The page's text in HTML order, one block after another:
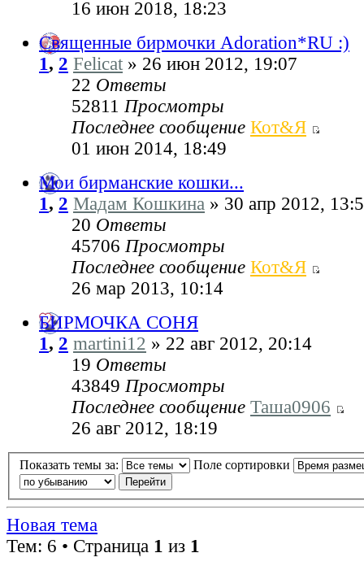
16 июн 2018, 18:23
Священные бирмочки Adoration*RU :)
1, 2 Felicat » 26 июн 2012, 19:07
22 Ответы
52811 Просмотры
Последнее сообщение Кот&Я
01 июн 2014, 18:49
Мои бирманские кошки...
1, 2 Мадам Кошкина » 30 апр 2012,
20 Ответы
45706 Просмотры
Последнее сообщение Кот&Я
26 мар 2013, 10:14
БИРМОЧКА СОНЯ
1, 2 martini12 » 22 авг 2012, 20:14
19 Ответы
43849 Просмотры
Последнее сообщение Таша0906
26 авг 2012, 18:19
Показать темы за: Поле сортировки
Новая тема
Тем: 6 • Страница 1 из 1